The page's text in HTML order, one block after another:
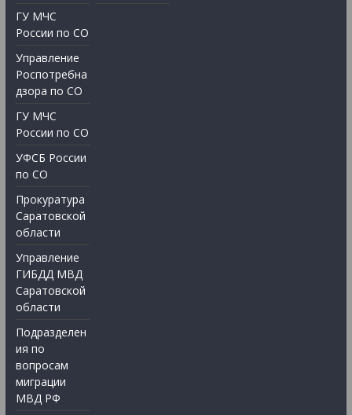
ГУ МЧС
России по СО
Управление
Роспотребна
дзора по СО
ГУ МЧС
России по СО
УФСБ России
по СО
Прокуратура
Саратовской
области
Управление
ГИБДД МВД
Саратовской
области
Подразделен
ия по
вопросам
миграции
МВД РФ